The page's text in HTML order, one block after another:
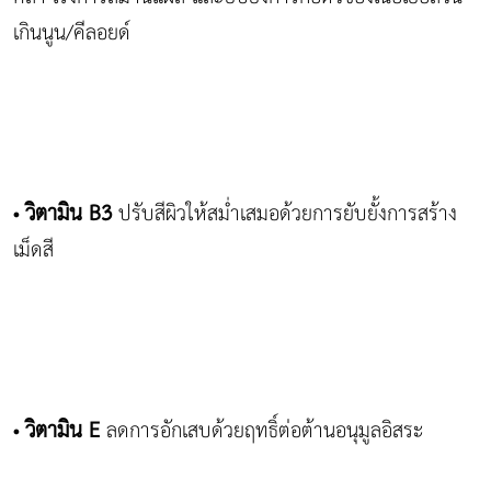
เกินนูน/คีลอยด์
•วิตามินB3ปรับสีผิวให้สม่ำเสมอด้วยการยับยั้งการสร้าง
เม็ดสี
•วิตามินEลดการอักเสบด้วยฤทธิ์ต่อต้านอนุมูลอิสระ